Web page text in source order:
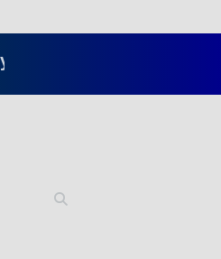
gitu gitu aja dah